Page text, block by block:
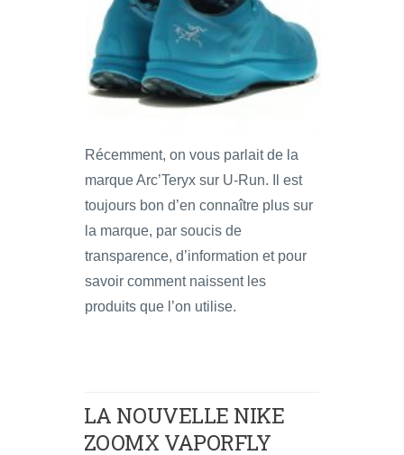
Récemment, on vous parlait de la
marque Arc’Teryx sur U-Run. Il est
toujours bon d’en connaître plus sur
la marque, par soucis de
transparence, d’information et pour
savoir comment naissent les
produits que l’on utilise.
LA NOUVELLE NIKE
ZOOMX VAPORFLY